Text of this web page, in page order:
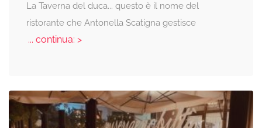
La Taverna del duca... questo è il nome del
ristorante che Antonella Scatigna gestisce
... continua: >